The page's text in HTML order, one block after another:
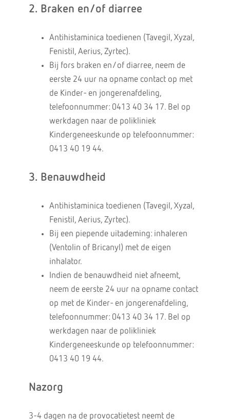
2. Braken en/of diarree
Antihistaminica toedienen (Tavegil, Xyzal,
Fenistil, Aerius, Zyrtec).
Bij fors braken en/of diarree, neem de
eerste 24 uur na opname contact op met
de Kinder- en jongerenafdeling,
telefoonnummer: 0413 40 34 17. Bel op
werkdagen naar de polikliniek
Kindergeneeskunde op telefoonnummer:
0413 40 19 44.
3. Benauwdheid
Antihistaminica toedienen (Tavegil, Xyzal,
Fenistil, Aerius, Zyrtec).
Bij een piepende uitademing: inhaleren
(Ventolin of Bricanyl) met de eigen
inhalator.
Indien de benauwdheid niet afneemt,
neem de eerste 24 uur na opname contact
op met de Kinder- en jongerenafdeling,
telefoonnummer: 0413 40 34 17. Bel op
werkdagen naar de polikliniek
Kindergeneeskunde op telefoonnummer:
0413 40 19 44.
Nazorg
3-4 dagen na de provocatietest neemt de